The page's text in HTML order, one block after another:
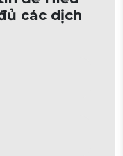
các dịch